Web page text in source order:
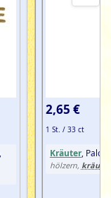
2,65 €
1 St. / 33 ct
Kräuter, Palo
hölzern,